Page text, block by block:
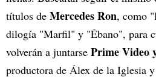
títulos de Mercedes Ron, como
dilogía "Marfil" y "Ébano", para
volverán a juntarse Prime Video
productora de Álex de la Iglesia